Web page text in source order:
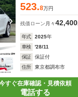
523.8万円
残価ローン 月々42,400
年式 2025年
車検
'28/11
保証
保証付
住所
東京都調布市
すぐ在庫確認・見積依頼
電話する